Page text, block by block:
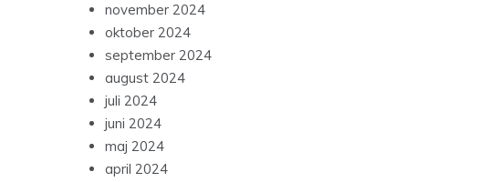
november 2024
oktober 2024
september 2024
august 2024
juli 2024
juni 2024
maj 2024
april 2024